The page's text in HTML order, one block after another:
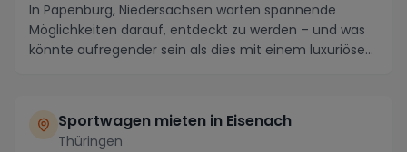
In Papenburg, Niedersachsen warten spannende
Möglichkeiten darauf, entdeckt zu werden – und was
könnte aufregender sein als dies mit einem luxuriösen
Sportwagen mieten in Eisenach
Thüringen